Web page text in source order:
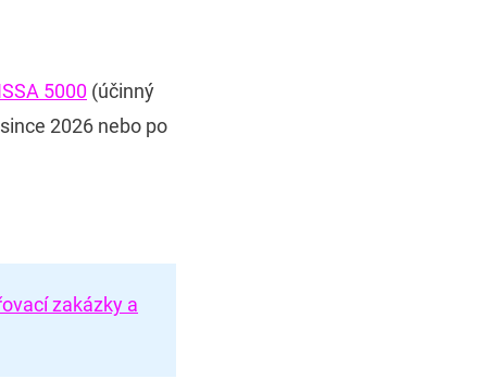
5000 (účinný
2026 nebo po
zakázky a